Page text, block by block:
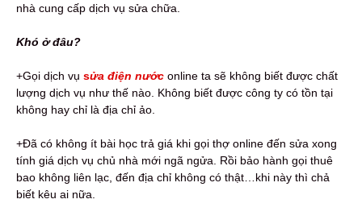
nhà cung cấp dịch vụ sửa chữa.
Khó ở đâu?
+Gọi dịch vụ sửa điện nước online ta sẽ không biết được chất
lượng dịch vụ như thế nào. Không biết được công ty có tồn tại
không hay chỉ là địa chỉ ảo.
+Đã có không ít bài học trả giá khi gọi thợ online đến sửa xong
tính giá dịch vụ chủ nhà mới ngã ngửa. Rồi bảo hành gọi thuê
bao không liên lạc, đến địa chỉ không có thật…khi này thì chả
biết kêu ai nữa.